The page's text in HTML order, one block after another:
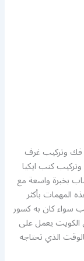
فك وتركيب غرف
كنب ايكيا
بخبرة واسعة مع
المهمات بأكثر
سواء كان به كسور
يعمل على
الذي تحتاجه